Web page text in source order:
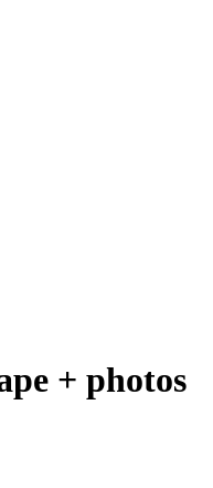
+ photos